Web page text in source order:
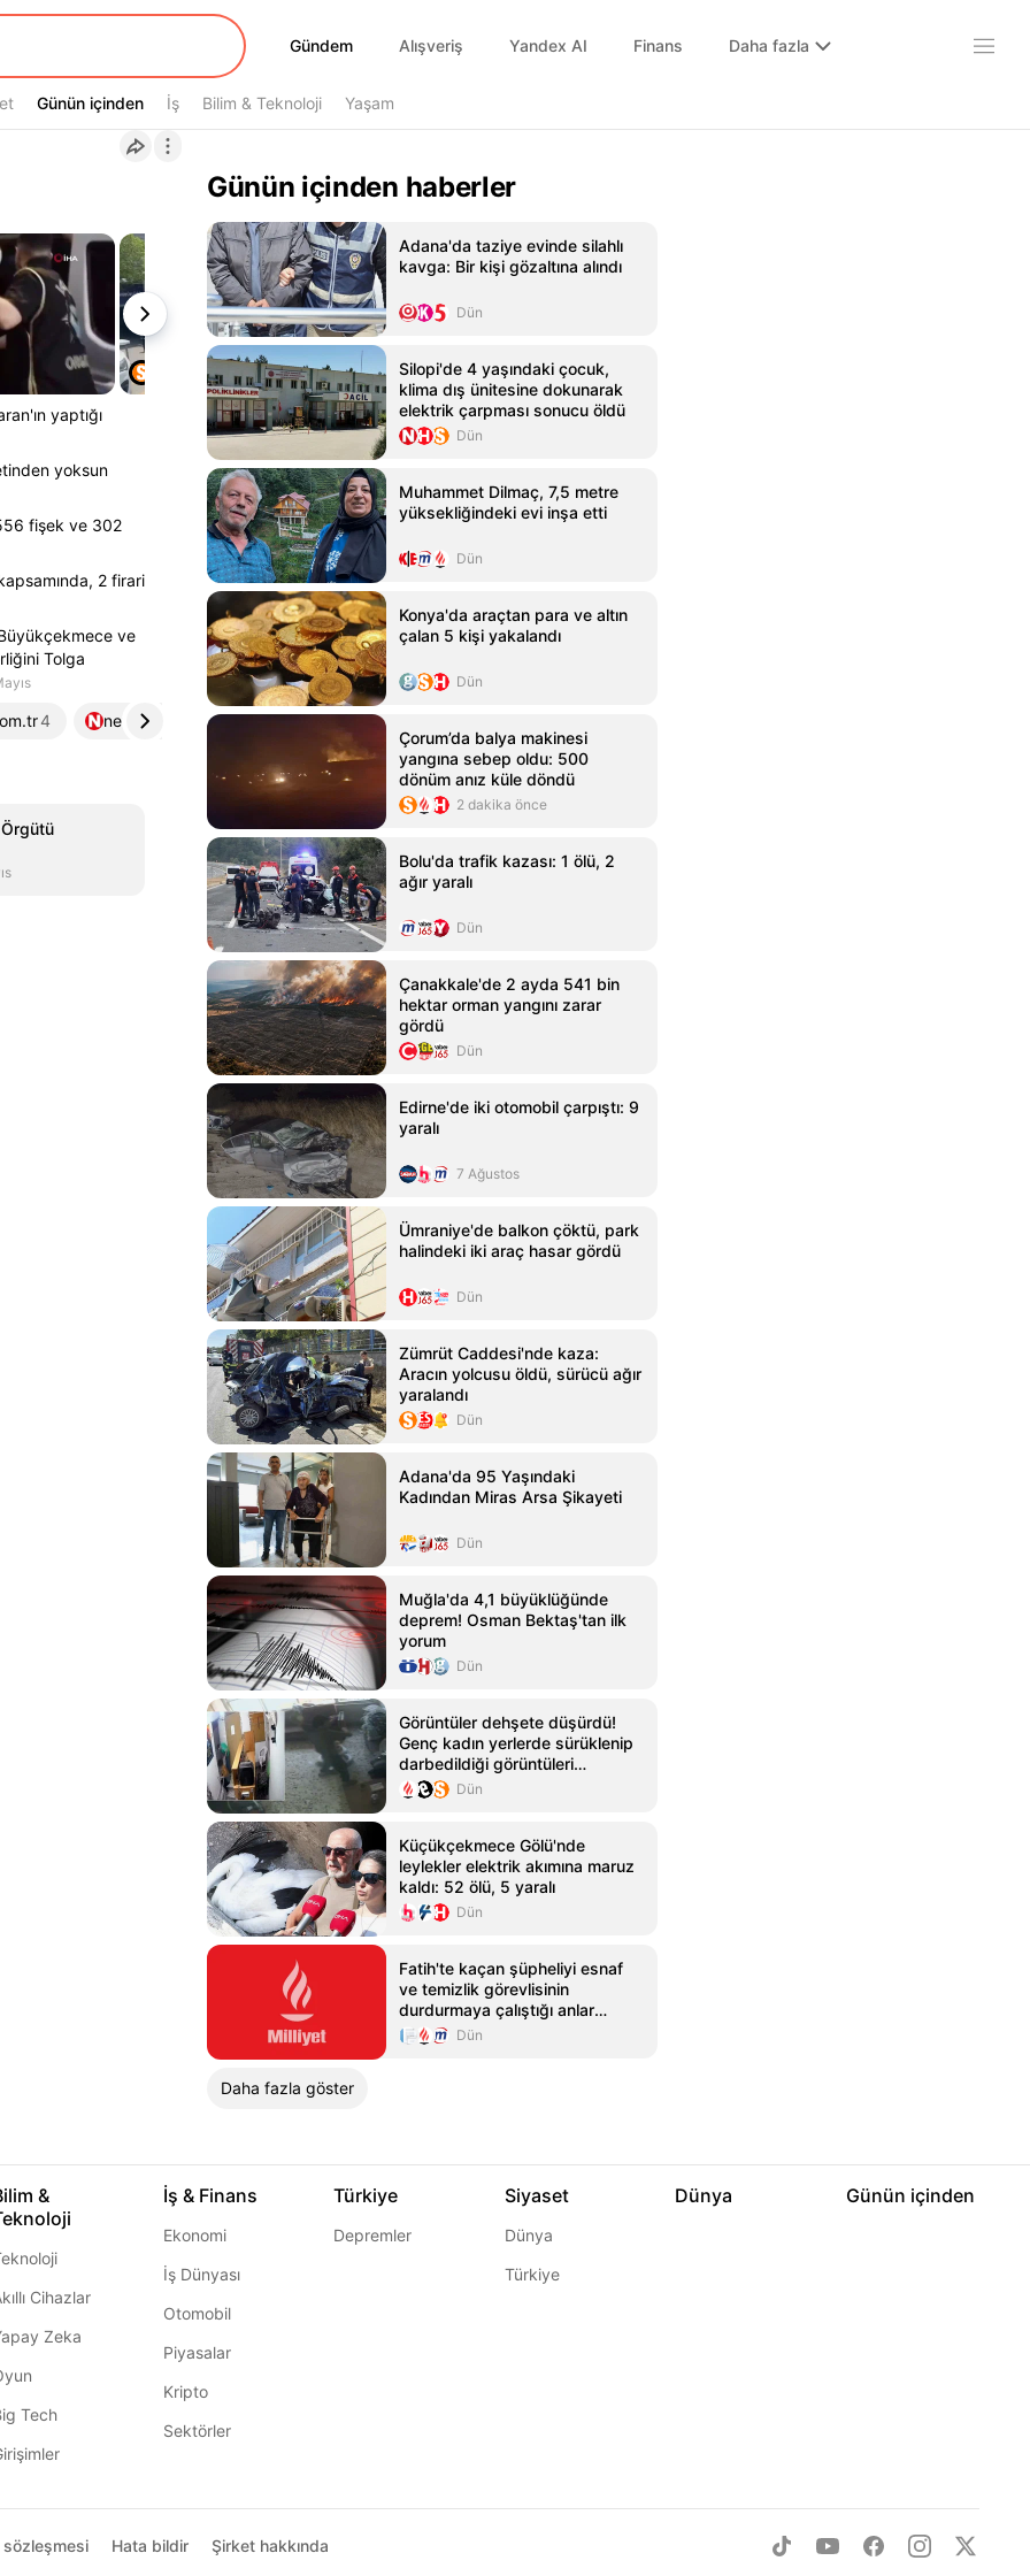
Gündem
Gündem Alışveriş Yandex AI Finans Daha fazla
Günün içinden
Günün içinden İş Bilim & Teknoloji Yaşam
yaptığı
yoksun
fişek ve 302
2 firari
ve
Tolga
4 nefes.com.tr 5
Günün içinden haberler
Adana'da taziye evinde silahlı
kavga: Bir kişi gözaltına alındı
Dün
Silopi'de 4 yaşındaki çocuk,
klima dış ünitesine dokunarak
elektrik çarpması sonucu öldü
Dün
Muhammet Dilmaç, 7,5 metre
yüksekliğindeki evi inşa etti
Dün
Konya'da araçtan para ve altın
çalan 5 kişi yakalandı
Dün
Çorum’da balya makinesi
yangına sebep oldu: 500
dönüm anız küle döndü
2 dakika önce
Bolu'da trafik kazası: 1 ölü, 2
ağır yaralı
Dün
Çanakkale'de 2 ayda 541 bin
hektar orman yangını zarar
gördü
Dün
Edirne'de iki otomobil çarpıştı: 9
yaralı
7 Ağustos
Ümraniye'de balkon çöktü, park
halindeki iki araç hasar gördü
Dün
Zümrüt Caddesi'nde kaza:
Aracın yolcusu öldü, sürücü ağır
yaralandı
Dün
Adana'da 95 Yaşındaki
Kadından Miras Arsa Şikayeti
Dün
Muğla'da 4,1 büyüklüğünde
deprem! Osman Bektaş'tan ilk
yorum
Dün
Görüntüler dehşete düşürdü!
Genç kadın yerlerde sürüklenip
darbedildiği görüntüleri
yayınladıDün
Küçükçekmece Gölü'nde
leylekler elektrik akımına maruz
kaldı: 52 ölü, 5 yaralı
Dün
Fatih'te kaçan şüpheliyi esnaf
ve temizlik görevlisinin
durdurmaya çalıştığı anlar
kamerada
Dün
Daha fazla göster
&
Cihazlar
Zeka
Tech
İş & Finans
Ekonomi
İş Dünyası
Otomobil
Piyasalar
Kripto
Sektörler
Türkiye
Depremler
Siyaset
Dünya
Türkiye
Dünya Günün içinden
sözleşmesi Hata bildir Şirket hakkında